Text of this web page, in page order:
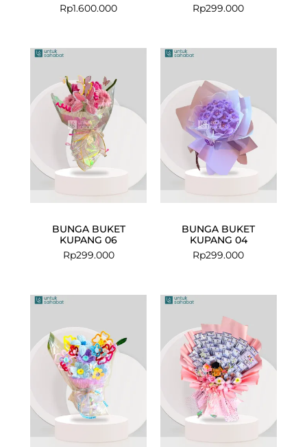
Rp1.600.000
Rp299.000
BUNGA BUKET
KUPANG 06
Rp299.000
BUNGA BUKET
KUPANG 04
Rp299.000